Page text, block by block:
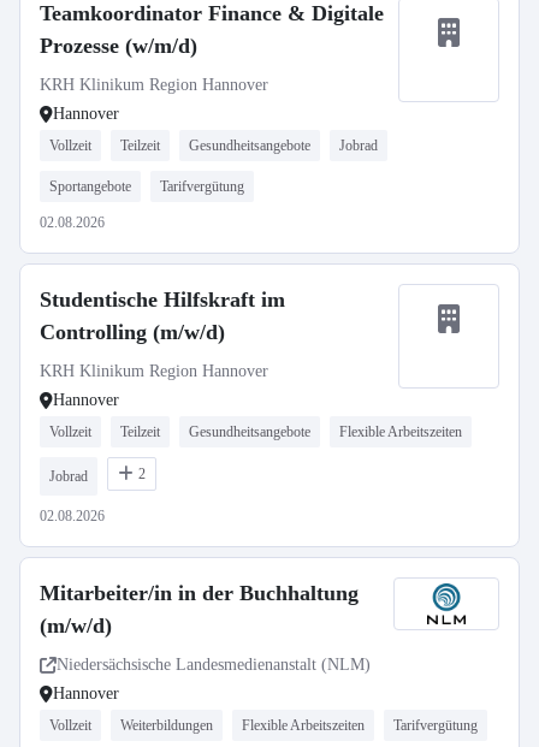
Teamkoordinator Finance & Digitale
Prozesse (w/m/d)
KRH Klinikum Region Hannover
Hannover
Vollzeit Teilzeit Gesundheitsangebote Jobrad
Sportangebote Tarifvergütung
02.08.2026
Studentische Hilfskraft im
Controlling (m/w/d)
KRH Klinikum Region Hannover
Hannover
Vollzeit Teilzeit Gesundheitsangebote Flexible Arbeitszeiten
Jobrad 2
02.08.2026
Mitarbeiter/in in der Buchhaltung
(m/w/d)
Niedersächsische Landesmedienanstalt (NLM)
Hannover
Vollzeit Weiterbildungen Flexible Arbeitszeiten Tarifvergütung